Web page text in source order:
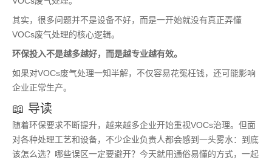
其实，很多问题并不是设备不好，而是一开始就没有真正弄懂
VOCs废气处理的核心逻辑。
环保投入不是越多越好，而是越专业越有效。
如果对VOCs废气处理一知半解，不仅容易花冤枉钱，还可能影响
企业正常生产。
📖 导读
随着环保要求不断提升，越来越多企业开始重视VOCs治理。但面
对各种处理工艺和设备，不少企业负责人都会感到一头雾水：到底
该怎么选？哪些误区一定要避开？今天就用通俗易懂的方式，一起